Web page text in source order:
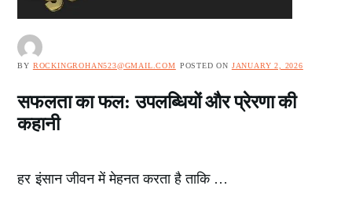
BY ROCKINGROHAN523@GMAIL.COM POSTED ON JANUARY 2, 2026
सफलता का फल: उपलब्धियों और प्रेरणा की
कहानी
हर इंसान जीवन में मेहनत करता है ताकि …